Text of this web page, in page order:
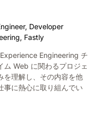
Developer
Fastly
Engineering チ
ム Web に関わるプロジェ
を理解し、その内容を他
事に熱心に取り組んでい